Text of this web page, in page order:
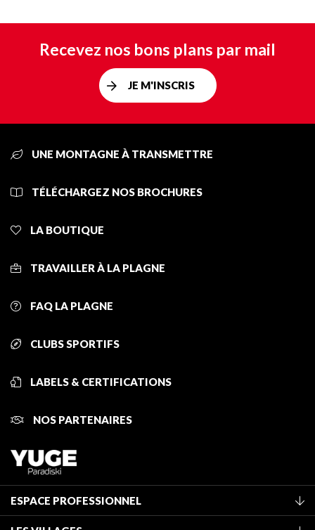
Recevez nos bons plans par mail
JE M'INSCRIS
UNE MONTAGNE À TRANSMETTRE
TÉLÉCHARGEZ NOS BROCHURES
LA BOUTIQUE
TRAVAILLER À LA PLAGNE
FAQ LA PLAGNE
CLUBS SPORTIFS
LABELS & CERTIFICATIONS
NOS PARTENAIRES
ESPACE PROFESSIONNEL